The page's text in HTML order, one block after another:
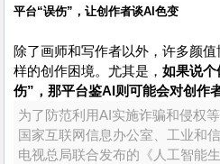
平台“误伤”，让创作者谈AI色变
除了画师和写作者以外，许多颜
样的创作困境。尤其是， 如果说个
伤”，那平台鉴AI则可能会对创作
为了防范利用AI实施诈骗和侵权
国家互联网信息办公室、工业和
电视总局联合发布的《人工智能